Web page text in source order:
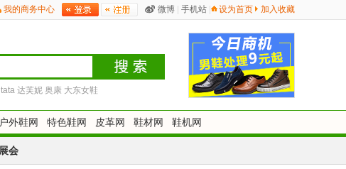
设为首页 加入收藏
手机站
微博
我的商务中心
tata 达芙妮 奥康 大东女鞋
户外鞋网 特色鞋网 皮革网 鞋材网 鞋机网
展会